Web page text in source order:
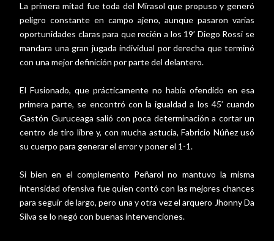
La primera mitad fue toda del Mirasol que propuso y generó
peligro constante en campo ajeno, aunque pasaron varias
oportunidades claras para que recién a los 19’ Diego Rossi se
mandara una gran jugada individual por derecha que terminó
con una mejor definición por parte del delantero.
El Fusionado, que prácticamente no había ofendido en esa
primera parte, se encontró con la igualdad a los 45’ cuando
Gastón Guruceaga salió con poca determinación a cortar un
centro de tiro libre y, con mucha astucia, Fabricio Núñez usó
su cuerpo para generar el error y poner el 1-1.
Si bien en el complemento Peñarol no mantuvo la misma
intensidad ofensiva fue quien contó con las mejores chances
para seguir de largo, pero una y otra vez el arquero Jhonny Da
Silva se lo negó con buenas intervenciones.